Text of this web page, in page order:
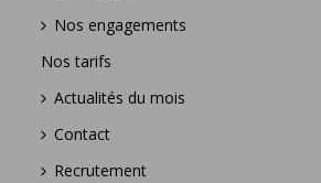
Nos engagements
Nos tarifs
Actualités du mois
Contact
Recrutement